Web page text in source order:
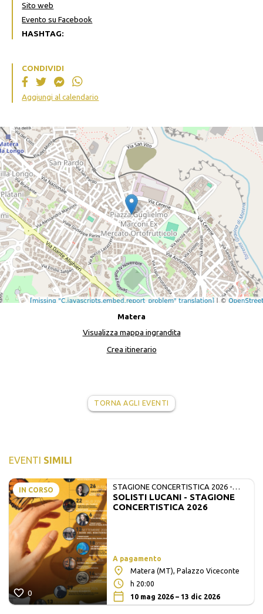
Sito web
Evento su Facebook
HASHTAG:
CONDIVIDI
Aggiungi al calendario
Matera
Visualizza mappa ingrandita
Crea itinerario
TORNA AGLI EVENTI
EVENTI SIMILI
IN CORSO
0
STAGIONE CONCERTISTICA 2026 -
MATE E SOLISTI LUCANI
SOLISTI LUCANI - STAGIONE
CONCERTISTICA 2026
A pagamento
Matera (MT), Palazzo Viceconte
h 20:00
10 mag 2026 – 13 dic 2026